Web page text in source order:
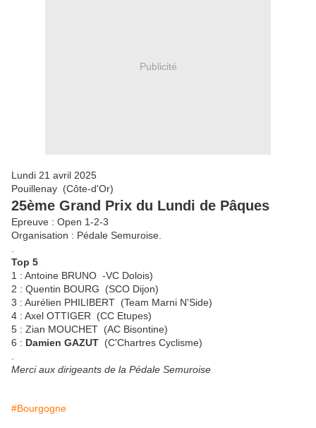
Publicité
Lundi 21 avril 2025
Pouillenay (Côte-d'Or)
25ème Grand Prix du Lundi de Pâques
Epreuve : Open 1-2-3
Organisation : Pédale Semuroise.
Top 5
1 : Antoine BRUNO -VC Dolois)
2 : Quentin BOURG (SCO Dijon)
3 : Aurélien PHILIBERT (Team Marni N'Side)
4 : Axel OTTIGER (CC Etupes)
5 : Zian MOUCHET (AC Bisontine)
6 : Damien GAZUT (C'Chartres Cyclisme)
Merci aux dirigeants de la Pédale Semuroise
#Bourgogne